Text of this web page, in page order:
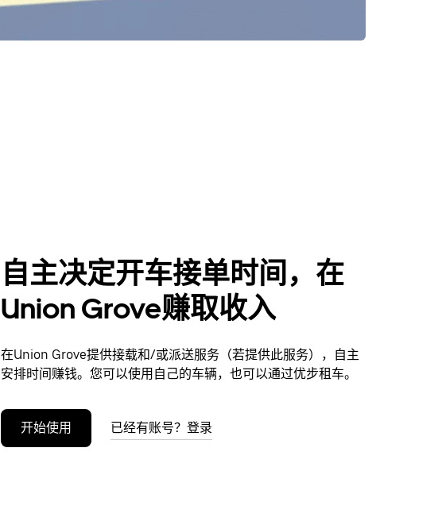
自主决定开车接单时间，在
Union Grove赚取收入
在Union Grove提供接载和/或派送服务（若提供此服务），自主
安排时间赚钱。您可以使用自己的车辆，也可以通过优步租车。
开始使用 已经有账号？登录